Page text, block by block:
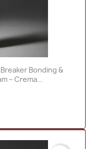
Bonding &
– Crema...